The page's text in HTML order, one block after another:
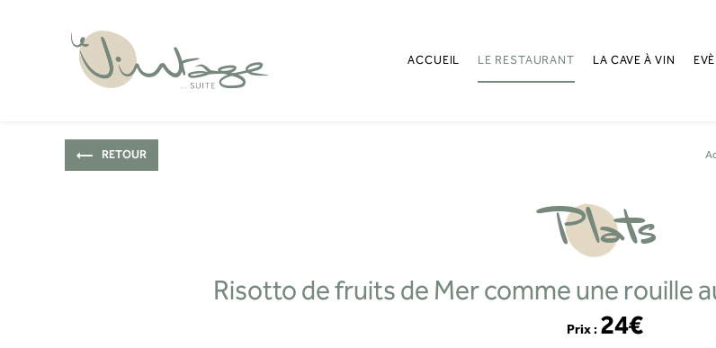
ACCUEIL LE RESTAURANT LA CAVE À VIN
RETOUR
Plats
Risotto de fruits de Mer comme une rouille
Prix : 24€